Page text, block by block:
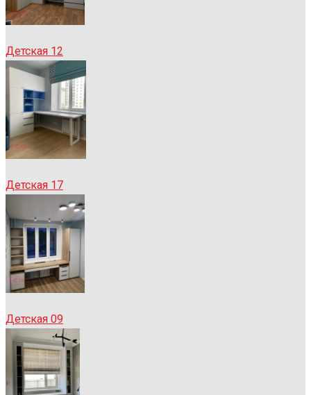
Детская 12
Детская 17
Детская 09